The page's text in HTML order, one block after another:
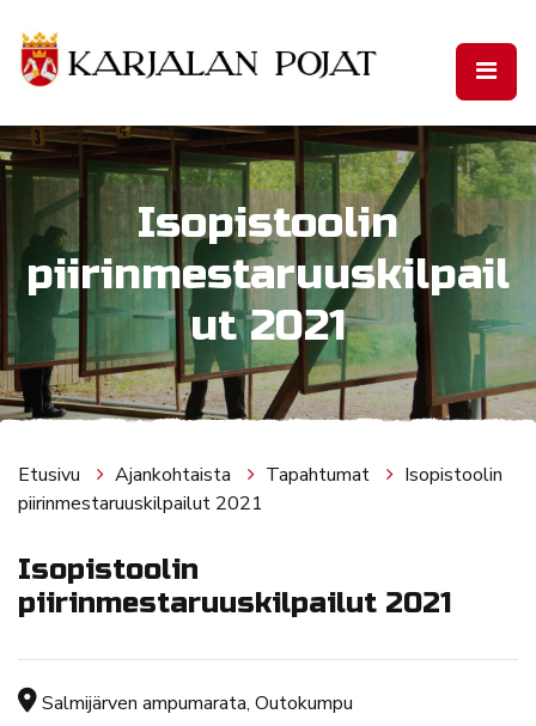
Isopistoolin
piirinmestaruuskilpail
ut 2021
Etusivu Ajankohtaista Tapahtumat
Isopistoolin
piirinmestaruuskilpailut 2021
Isopistoolin
piirinmestaruuskilpailut 2021
Tapahtuman sijainti
Salmijärven ampumarata, Outokumpu